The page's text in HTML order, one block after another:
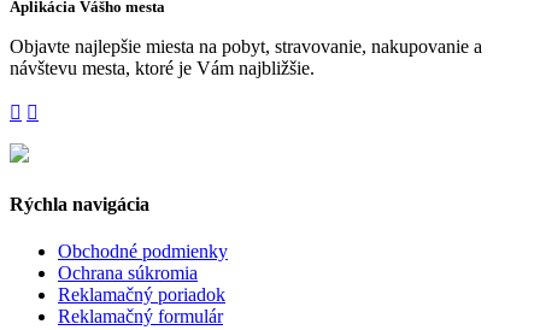
Aplikácia Vášho mesta
Objavte najlepšie miesta na pobyt, stravovanie, nakupovanie a
návštevu mesta, ktoré je Vám najbližšie.
Rýchla navigácia
Obchodné podmienky
Ochrana súkromia
Reklamačný poriadok
Reklamačný formulár